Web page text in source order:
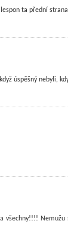
ta přední
úspěšný nebyli,
všechny!!!!